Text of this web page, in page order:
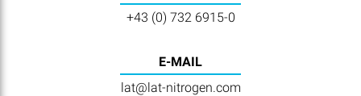
+43 (0) 732 6915-0
E-MAIL
lat@lat-nitrogen.com